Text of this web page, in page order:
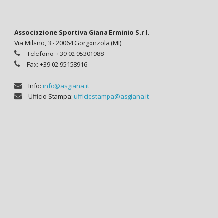
Associazione Sportiva Giana Erminio S.r.l.
Via Milano, 3 - 20064 Gorgonzola (MI)
Telefono: +39 02 95301988
Fax: +39 02 95158916
Info: info@asgiana.it
Ufficio Stampa: ufficiostampa@asgiana.it